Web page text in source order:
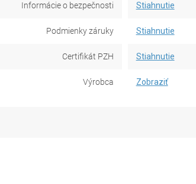
Informácie o bezpečnosti Stiahnutie
Podmienky záruky Stiahnutie
Certifikát PZH Stiahnutie
Výrobca Zobraziť